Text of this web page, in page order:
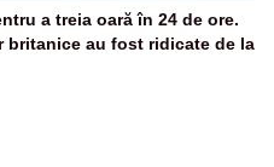
a treia oară în 24 de ore.
britanice au fost ridicate de la